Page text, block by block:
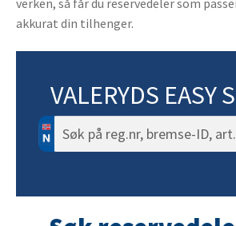
akkurat din tilhenger.
VALERYDS EASY
Søk
etter: